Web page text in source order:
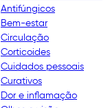
Antifúngicos
Bem-estar
Circulação
Corticoides
Cuidados pessoais
Curativos
Dor e inflamação